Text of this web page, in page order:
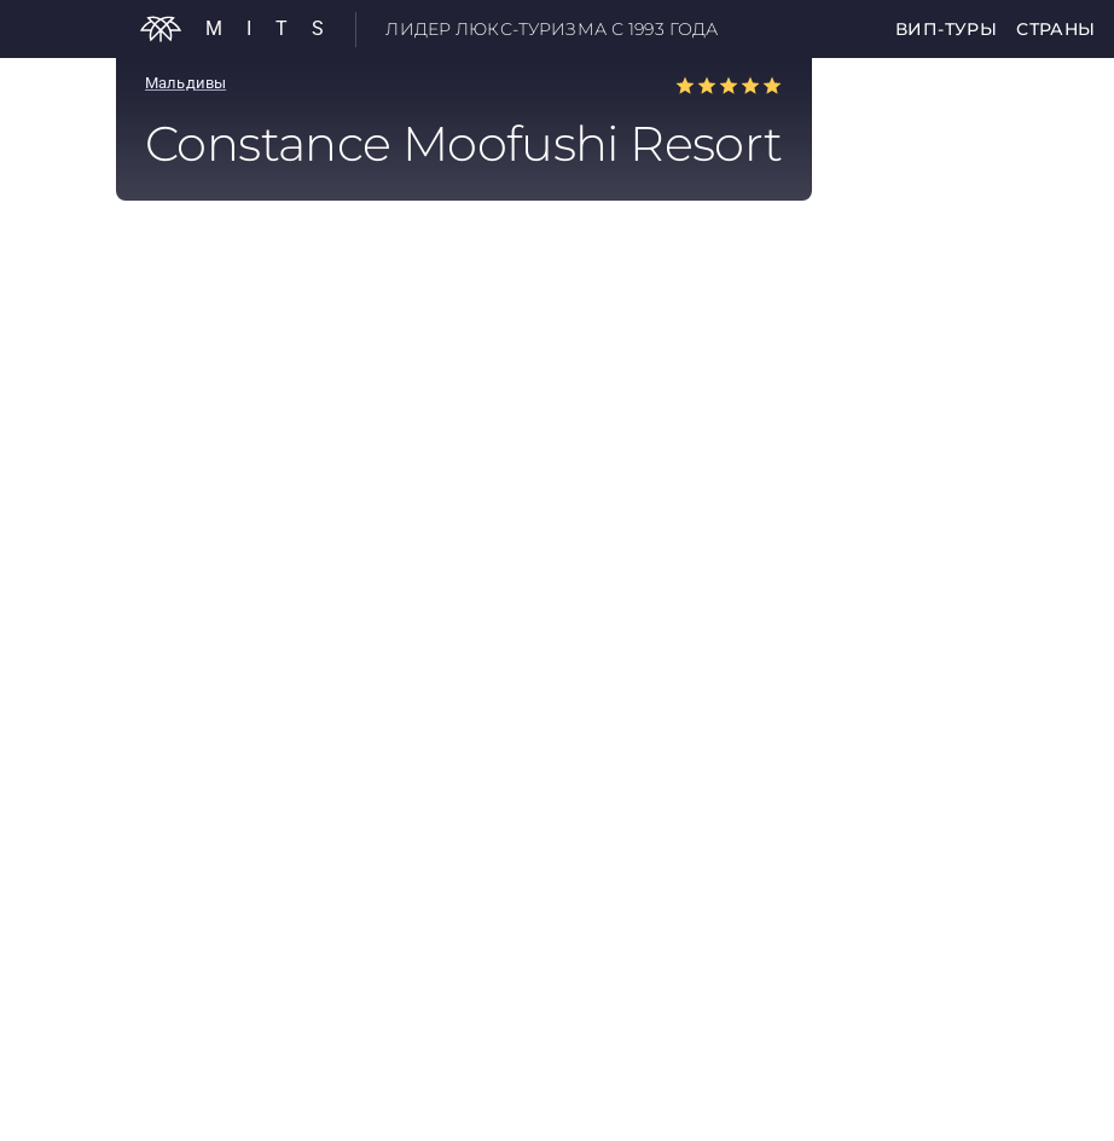
MITS ЛИДЕР ЛЮКС-ТУРИЗМА С 1993 ГОДА ВИП-ТУРЫ СТРАНЫ
Мальдивы
Constance Moofushi Resort